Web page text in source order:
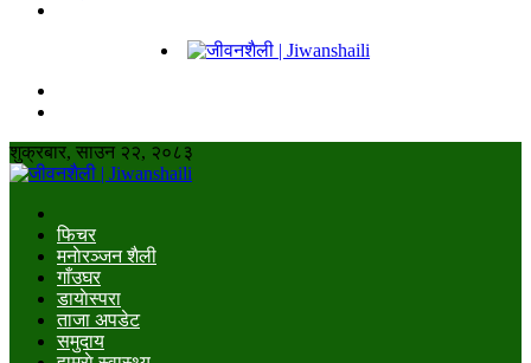
शुक्रबार, साउन २२, २०८३
फिचर
मनाेरञ्जन शैली
गाँउघर
डायाेस्परा
ताजा अपडेट
समुदाय